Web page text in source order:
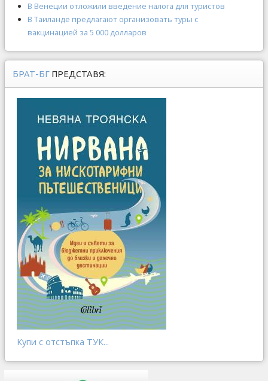
В Венеции отложили введение налога для туристов
В Таиланде предлагают организовать туры с
вакцинацией за 5 000 долларов
БРАТ-БГ ПРЕДСТАВЯ:
Купи с отстъпка ТУК...